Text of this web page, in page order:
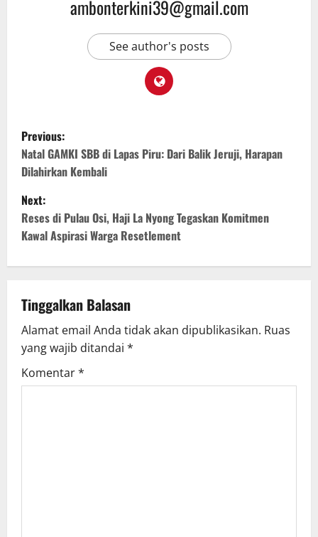
ambonterkini39@gmail.com
See author's posts
Previous:
Natal GAMKI SBB di Lapas Piru: Dari Balik Jeruji, Harapan
Dilahirkan Kembali
Next:
Reses di Pulau Osi, Haji La Nyong Tegaskan Komitmen
Kawal Aspirasi Warga Resetlement
Tinggalkan Balasan
Alamat email Anda tidak akan dipublikasikan. Ruas
yang wajib ditandai *
Komentar*